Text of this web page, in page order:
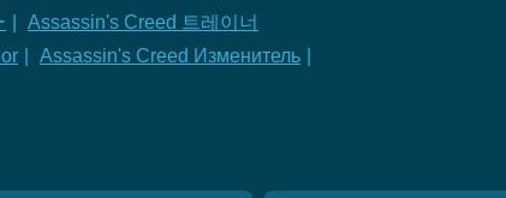
Assassin's Creed 트레이너
Assassin's Creed Изменитель